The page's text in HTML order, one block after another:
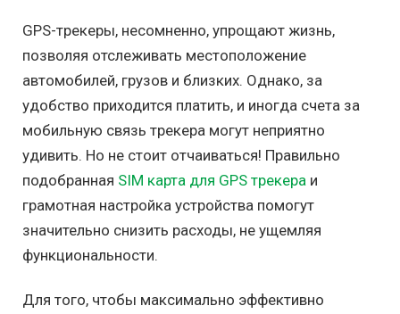
GPS-трекеры, несомненно, упрощают жизнь,
позволяя отслеживать местоположение
автомобилей, грузов и близких. Однако, за
удобство приходится платить, и иногда счета за
мобильную связь трекера могут неприятно
удивить. Но не стоит отчаиваться! Правильно
подобранная SIM карта для GPS трекера и
грамотная настройка устройства помогут
значительно снизить расходы, не ущемляя
функциональности.
Для того, чтобы максимально эффективно